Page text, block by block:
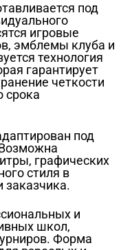
под
игровые
эмблемы клуба и
технология
гарантирует
четкости
срока
под
графических
стиля в
заказчика.
и
школ,
Форма